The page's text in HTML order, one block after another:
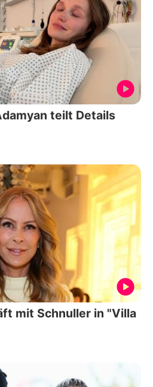
teilt Details
mit Schnuller in "Villa